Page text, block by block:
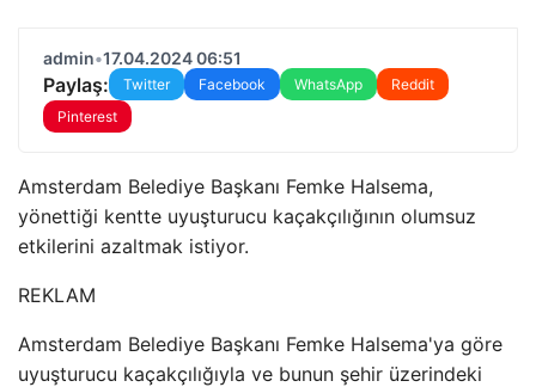
admin•17.04.2024 06:51
Paylaş: Twitter Facebook WhatsApp
Reddit
Pinterest
Amsterdam Belediye Başkanı Femke Halsema,
yönettiği kentte uyuşturucu kaçakçılığının olumsuz
etkilerini azaltmak istiyor.
REKLAM
Amsterdam Belediye Başkanı Femke Halsema'ya göre
uyuşturucu kaçakçılığıyla ve bunun şehir üzerindeki